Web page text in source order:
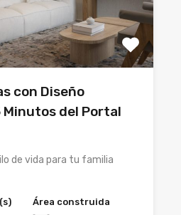
con Diseño
Minutos del Portal
de vida para tu familia
Área construida